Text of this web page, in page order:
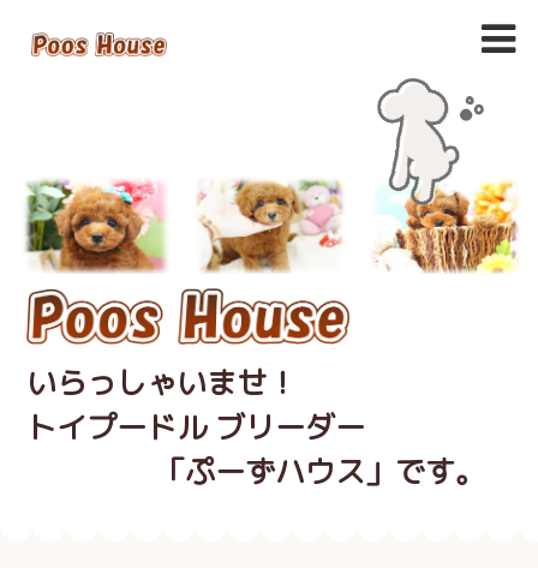
いらっしゃいませ！
トイプードル ブリーダー
「ぷーずハウス」です。